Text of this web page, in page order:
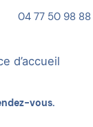
04 77 50 98 88
d’accueil
vous.